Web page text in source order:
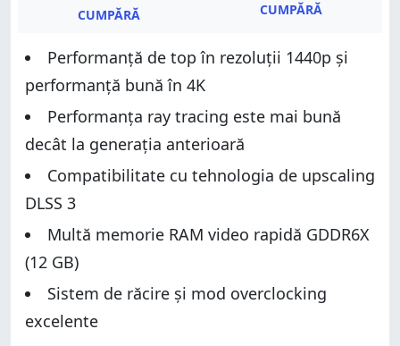
CUMPĂRĂ CUMPĂRĂ
Performanță de top în rezoluții 1440p și
performanță bună în 4K
Performanța ray tracing este mai bună
decât la generația anterioară
Compatibilitate cu tehnologia de upscaling
DLSS 3
Multă memorie RAM video rapidă GDDR6X
(12 GB)
Sistem de răcire și mod overclocking
excelente